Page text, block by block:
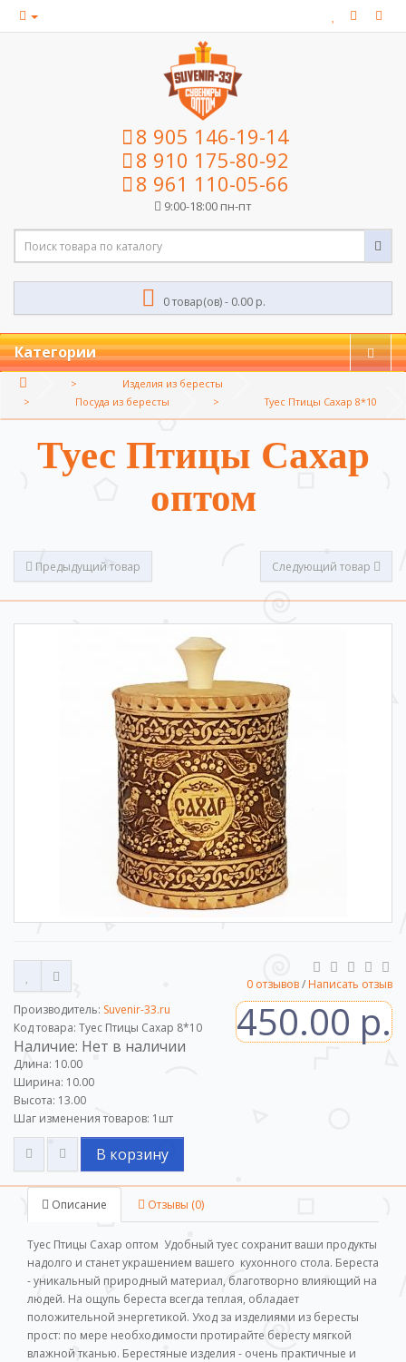
8 905 146-19-14
8 910 175-80-92
8 961 110-05-66
9:00-18:00 пн-пт
0 товар(ов) - 0.00 р.
Категории
Изделия из бересты
Посуда из бересты
Туес Птицы Сахар 8*10
Туес Птицы Сахар
оптом
Предыдущий товар Следующий товар
0 отзывов/ Написать отзыв
Производитель: Suvenir-33.ru
Код товара: Туес Птицы Сахар 8*10
Наличие: Нет в наличии
Длина: 10.00
Ширина: 10.00
Высота: 13.00
Шаг изменения товаров: 1 шт
450.00 р.
В корзину
Описание Отзывы (0)
Туес Птицы Сахар оптом Удобный туес сохранит ваши продукты
надолго и станет украшением вашего кухонного стола. Береста
- уникальный природный материал, благотворно влияющий на
людей. На ощупь береста всегда теплая, обладает
положительной энергетикой. Уход за изделиями из бересты
прост: по мере необходимости протирайте бересту мягкой
влажной тканью. Берестяные изделия - очень практичные и